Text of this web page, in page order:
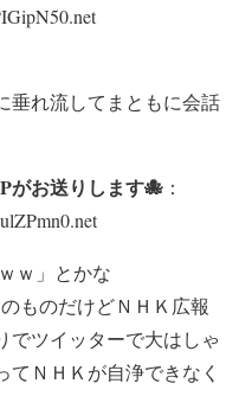
垂れ流してまともに会話
がお送りします🐙 ：
ｗ」とかな
ものだけどＮＨＫ広報
でツイッターで大はしゃ
ＮＨＫが自浄できなく